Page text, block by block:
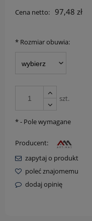
Cena netto: 97,48 zł
* Rozmiar obuwia:
szt.
*- Pole wymagane
Producent:
zapytaj o produkt
poleć znajomemu
dodaj opinię